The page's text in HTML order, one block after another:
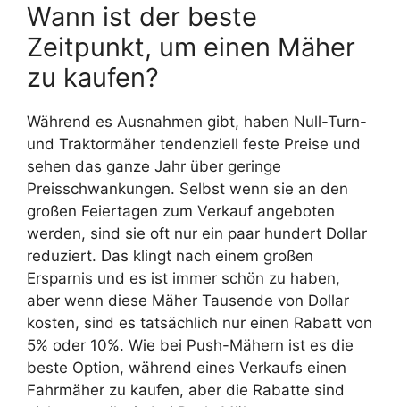
Wann ist der beste
Zeitpunkt, um einen Mäher
zu kaufen?
Während es Ausnahmen gibt, haben Null-Turn-
und Traktormäher tendenziell feste Preise und
sehen das ganze Jahr über geringe
Preisschwankungen. Selbst wenn sie an den
großen Feiertagen zum Verkauf angeboten
werden, sind sie oft nur ein paar hundert Dollar
reduziert. Das klingt nach einem großen
Ersparnis und es ist immer schön zu haben,
aber wenn diese Mäher Tausende von Dollar
kosten, sind es tatsächlich nur einen Rabatt von
5% oder 10%. Wie bei Push-Mähern ist es die
beste Option, während eines Verkaufs einen
Fahrmäher zu kaufen, aber die Rabatte sind